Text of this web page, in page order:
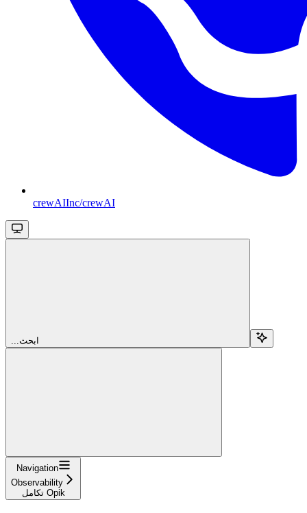
crewAIInc/crewAI
...ابحث
Navigation
Observability
تكامل Opik